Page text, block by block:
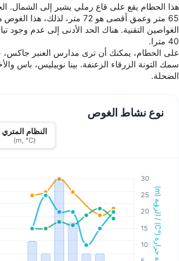
هذا الحطام يقع على قاع رملي يشير إلى الشمال.
65 متر وعمق أقصى هو 72 متر، لذلك،
الغواصين التقنية. هناك الحد الأدنى إلى عدم وجود
40 مترا.
على الحطام، يمكنك أن ترى مدارس العنبر جاكس،
سمك التونة الزرقاء الزعنفة. بينا نوبيليس، باس
الضحلة.
نوع نشاط الغوص
النظام المتري
(m, °C)